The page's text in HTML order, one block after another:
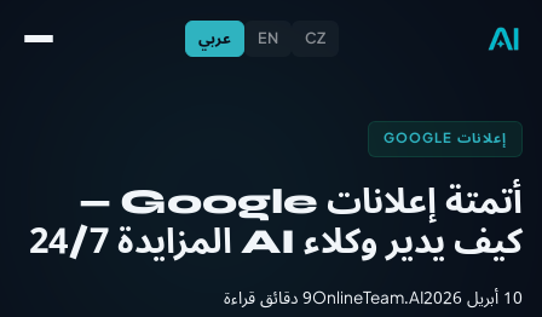
CZ
EN عربي
إعلانات GOOGLE
أتمتة إعلانات Google —
كيف يدير وكلاء AI المزايدة 24/7
10 أبريل 2026 OnlineTeam.AI9 دقائق قراءة